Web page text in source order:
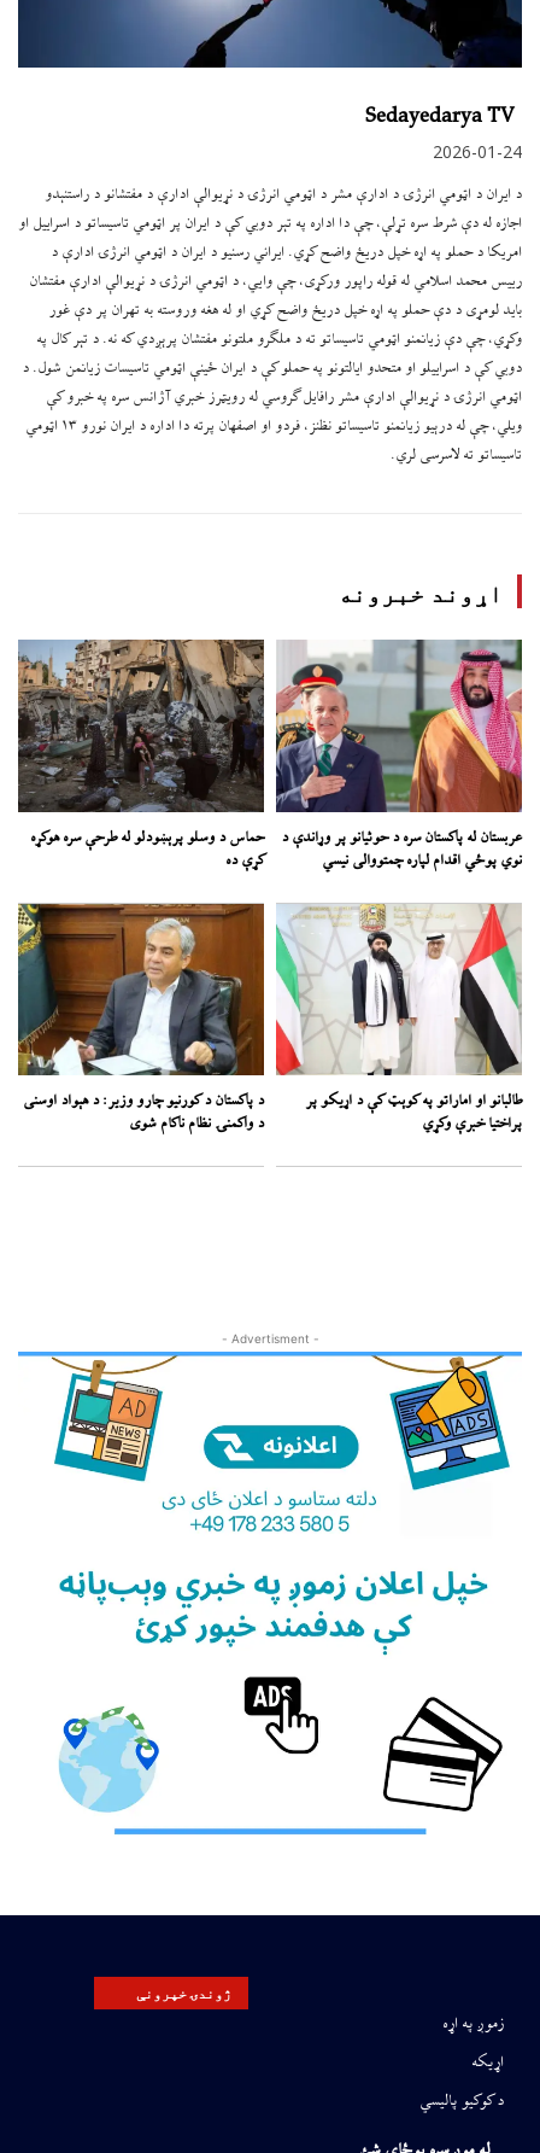
Sedayedarya TV
2026-01-24
د ایران د اټومي انرژۍ د ادارې مشر د اټومي انرژۍ د نړیوالې ادارې د مفتشانو د راستنېدو
اجازه له دې شرط سره تړلې، چې دا اداره په تېر دوبي کې د ایران پر اټومي تاسیساتو د اسراییل او
امریکا د حملو په اړه خپل دریځ واضح کړي. ایراني رسنیو د ایران د اټومي انرژۍ ادارې د
رییس محمد اسلامي له قوله راپور ورکړی، چې وايي، د اټومي انرژۍ د نړیوالې ادارې مفتشان
باید لومړی د دې حملو په اړه خپل دریځ واضح کړي او له هغه وروسته به تهران پر دې غور
وکړي، چې دې زیانمنو اټومي تاسیساتو ته د ملګرو ملتونو مفتشان پرېږدي که نه. د تېر کال په
دوبي کې د اسراییلو او متحدو ایالتونو په حملو کې د ایران ځینې اټومي تاسیسات زیانمن شول. د
اټومي انرژۍ د نړیوالې ادارې مشر رافایل ګروسي له رویټرز خبري آژانس سره په خبرو کې
ویلي، چې له درېیو زیانمنو تاسیساتو نظنز، فردو او اصفهان پرته دا اداره د ایران نورو ۱۳ اټومي
تاسیساتو ته لاسرسی لري.
اړوند خبرونه
عربستان له پاکستان سره د حوثیانو پر وړاندې د
نوي پوځي اقدام لپاره چمتووالی نیسي
حماس د وسلو پرېښودلو له طرحې سره هوکړه
کړې ده
طالبانو او اماراتو په کوېټ کې د اړیکو پر
پراختیا خبرې وکړي
د پاکستان د کورنیو چارو وزیر: د هېواد اوسنی
د واکمنۍ نظام ناکام شوی
- Advertisment -
ژوندۍ خپرونې
زموږ په اړه
اړیکه
د کوکیو پالیسي